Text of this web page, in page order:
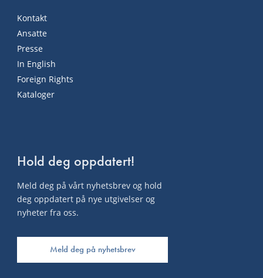
Kontakt
Ansatte
Presse
In English
Foreign Rights
Kataloger
Hold deg oppdatert!
Meld deg på vårt nyhetsbrev og hold
deg oppdatert på nye utgivelser og
nyheter fra oss.
Meld deg på nyhetsbrev